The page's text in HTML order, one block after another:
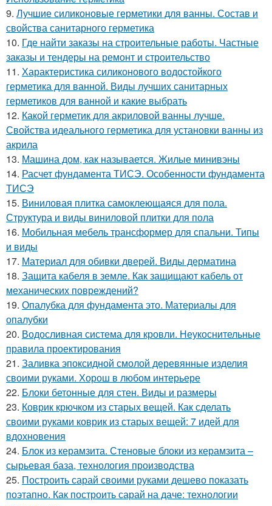
9. Лучшие силиконовые герметики для ванны. Состав и
свойства санитарного герметика
10. Где найти заказы на строительные работы. Частные
заказы и тендеры на ремонт и строительство
11. Характеристика силиконового водостойкого
герметика для ванной. Виды лучших санитарных
герметиков для ванной и какие выбрать
12. Какой герметик для акриловой ванны лучше.
Свойства идеального герметика для установки ванны из
акрила
13. Машина дом, как называется. Жилые минивэны
14. Расчет фундамента ТИСЭ. Особенности фундамента
ТИСЭ
15. Виниловая плитка самоклеющаяся для пола.
Структура и виды виниловой плитки для пола
16. Мобильная мебель трансформер для спальни. Типы
и виды
17. Материал для обивки дверей. Виды дерматина
18. Защита кабеля в земле. Как защищают кабель от
механических повреждений?
19. Опалубка для фундамента это. Материалы для
опалубки
20. Водосливная система для кровли. Неукоснительные
правила проектирования
21. Заливка эпоксидной смолой деревянные изделия
своими руками. Хорош в любом интерьере
22. Блоки бетонные для стен. Виды и размеры
23. Коврик крючком из старых вещей. Как сделать
своими руками коврик из старых вещей: 7 идей для
вдохновения
24. Блок из керамзита. Стеновые блоки из керамзита –
сырьевая база, технология производства
25. Построить сарай своими руками дешево показать
поэтапно. Как построить сарай на даче: технологии